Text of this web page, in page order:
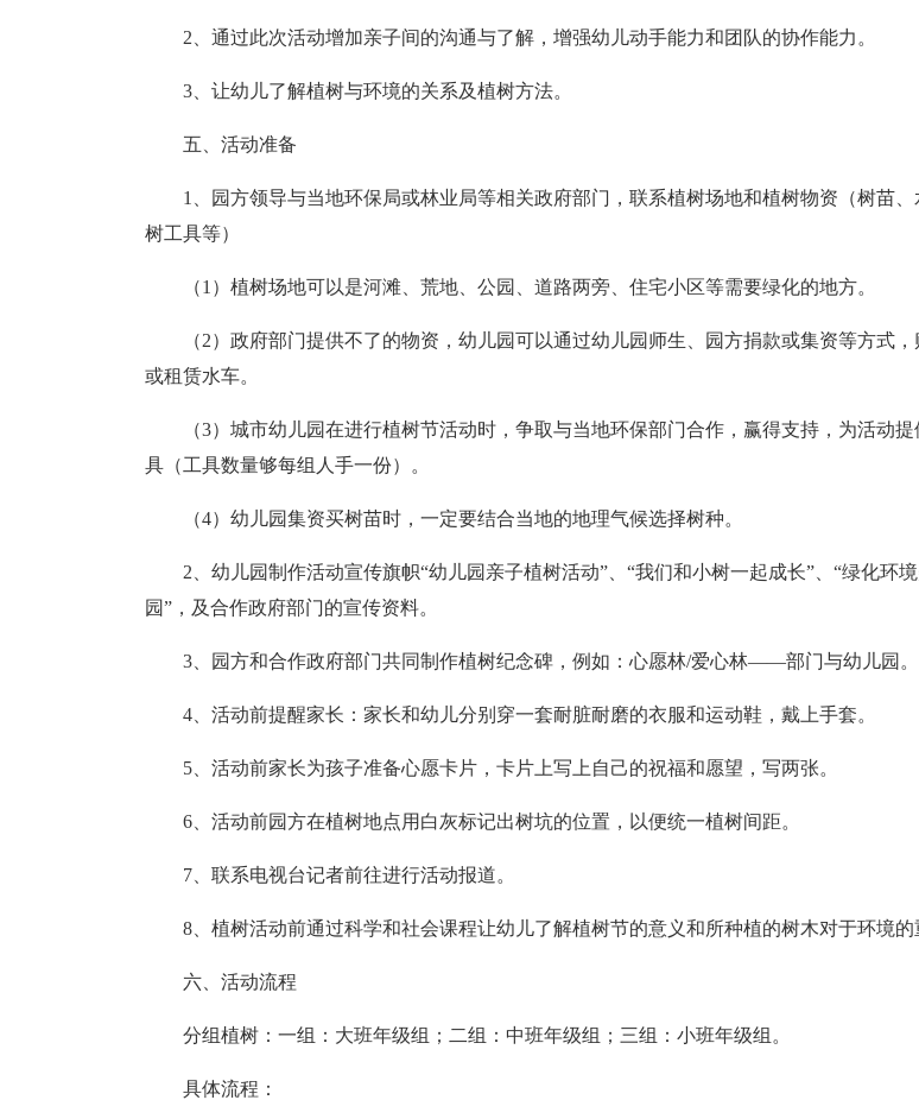
2、通过此次活动增加亲子间的沟通与了解，增强幼儿动手能力和团队的协作能力。
3、让幼儿了解植树与环境的关系及植树方法。
五、活动准备
1、园方领导与当地环保局或林业局等相关政府部门，联系植树场地和植树物资（树苗、
树工具等）
（1）植树场地可以是河滩、荒地、公园、道路两旁、住宅小区等需要绿化的地方。
（2）政府部门提供不了的物资，幼儿园可以通过幼儿园师生、园方捐款或集资等方式
或租赁水车。
（3）城市幼儿园在进行植树节活动时，争取与当地环保部门合作，赢得支持，为活动提
具（工具数量够每组人手一份）。
（4）幼儿园集资买树苗时，一定要结合当地的地理气候选择树种。
2、幼儿园制作活动宣传旗帜“幼儿园亲子植树活动”、“我们和小树一起成长”、“绿化环
园”，及合作政府部门的宣传资料。
3、园方和合作政府部门共同制作植树纪念碑，例如：心愿林/爱心林——部门与幼儿园。
4、活动前提醒家长：家长和幼儿分别穿一套耐脏耐磨的衣服和运动鞋，戴上手套。
5、活动前家长为孩子准备心愿卡片，卡片上写上自己的祝福和愿望，写两张。
6、活动前园方在植树地点用白灰标记出树坑的位置，以便统一植树间距。
7、联系电视台记者前往进行活动报道。
8、植树活动前通过科学和社会课程让幼儿了解植树节的意义和所种植的树木对于环境的
六、活动流程
分组植树：一组：大班年级组；二组：中班年级组；三组：小班年级组。
具体流程：